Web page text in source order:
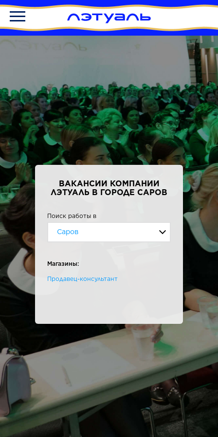
ВАКАНСИИ КОМПАНИИ
ЛЭТУАЛЬ В ГОРОДЕ САРОВ
Поиск работы в
Саров
Магазины:
Продавец-консультант